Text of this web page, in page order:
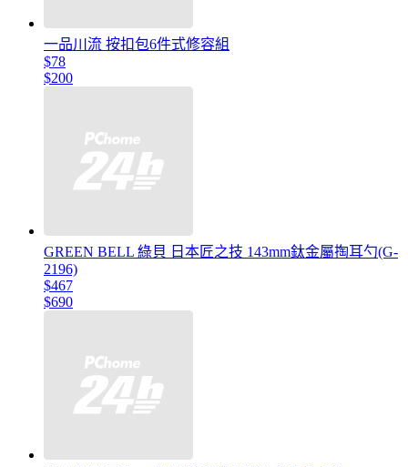
一品川流 按扣包6件式修容組
$78
$200
GREEN BELL 綠貝 日本匠之技 143mm鈦金屬掏耳勺(G-
2196)
$467
$690